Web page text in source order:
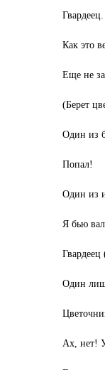
Гвардеец.
Как это
Еще не
(Берет
Один из
Попал!
Один из
Я бью
Гвардеец
Один
Ах, нет!